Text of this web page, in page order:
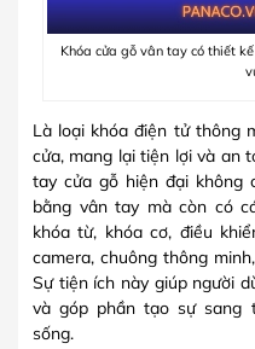
Khóa cửa gỗ vân tay có thiết
Là loại khóa điện tử thông
cửa, mang lại tiện lợi và an
tay cửa gỗ hiện đại không
bằng vân tay mà còn có
khóa từ, khóa cơ, điều
camera, chuông thông
Sự tiện ích này giúp người
và góp phần tạo sự sang
sống.